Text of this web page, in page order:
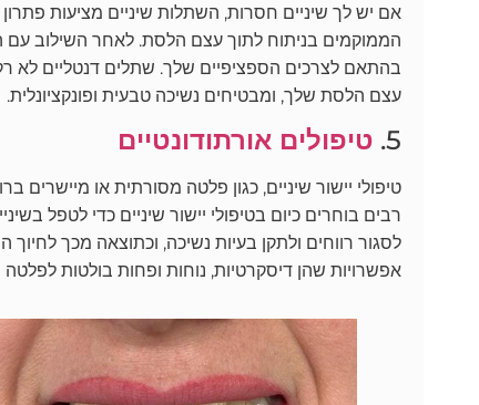
אם יש לך שיניים חסרות, השתלות שיניים מציעות
הממוקמים בניתוח לתוך עצם הלסת. לאחר השילוב עם
בהתאם לצרכים הספציפיים שלך. שתלים דנטליים
עצם הלסת שלך, ומבטיחים נשיכה טבעית ופונקציונלית.
5. טיפולים אורתודונטיים
רבים בוחרים כיום בטיפולי יישור שיניים כדי לטפל
לסגור רווחים ולתקן בעיות נשיכה, וכתוצאה מכך לחיוך
אפשרויות שהן דיסקרטיות, נוחות ופחות בולטות